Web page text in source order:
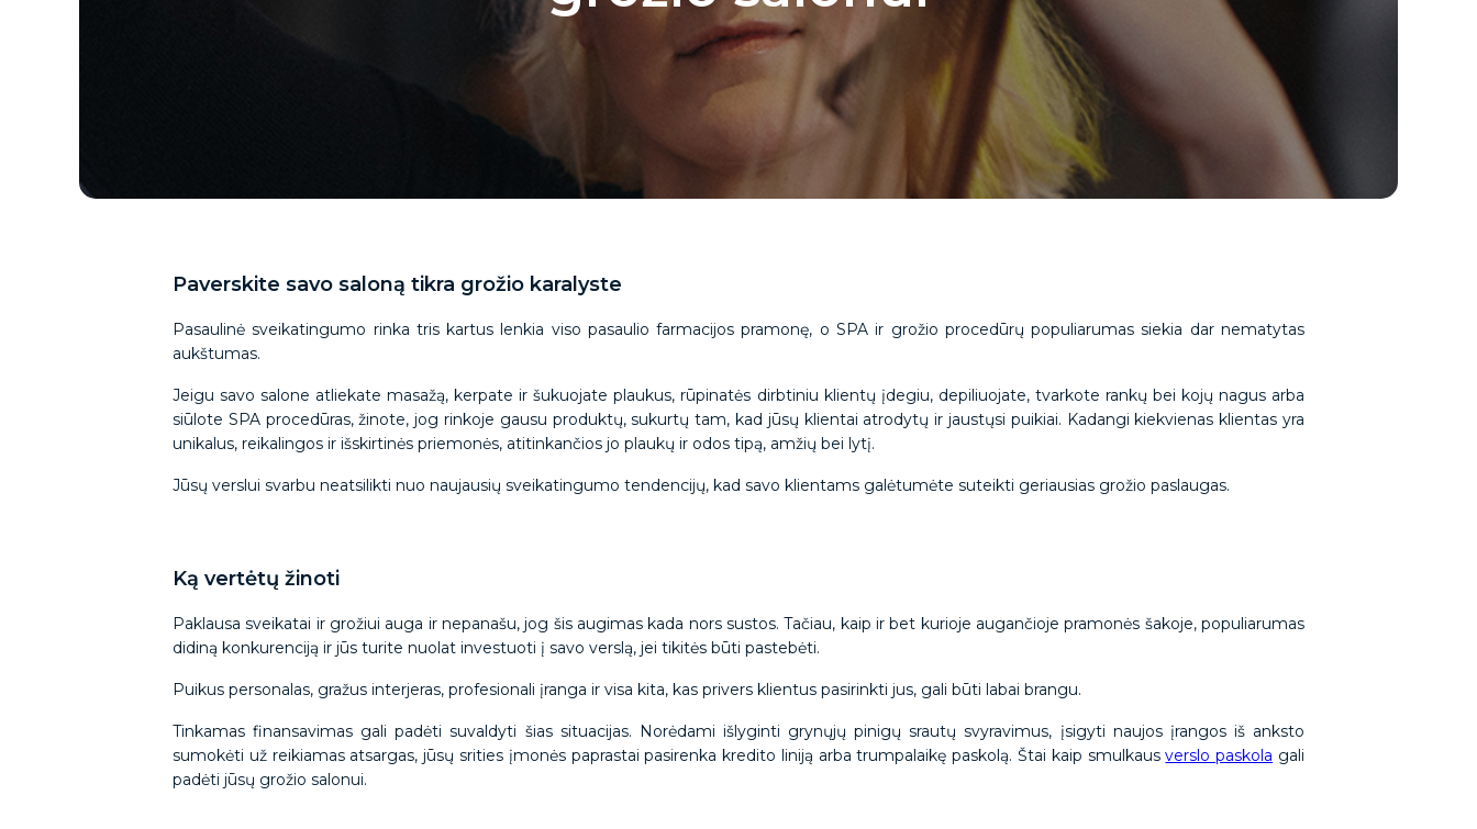
Paverskite savo saloną tikra grožio karalyste
Pasaulinė sveikatingumo rinka tris kartus lenkia viso pasaulio farmacijos pramonę, o SPA ir grožio procedūrų populiarumas siekia dar nematytas
aukštumas.
Jeigu savo salone atliekate masažą, kerpate ir šukuojate plaukus, rūpinatės dirbtiniu klientų įdegiu, depiliuojate, tvarkote rankų bei kojų nagus arba
siūlote SPA procedūras, žinote, jog rinkoje gausu produktų, sukurtų tam, kad jūsų klientai atrodytų ir jaustųsi puikiai. Kadangi kiekvienas klientas yra
unikalus, reikalingos ir išskirtinės priemonės, atitinkančios jo plaukų ir odos tipą, amžių bei lytį.
Jūsų verslui svarbu neatsilikti nuo naujausių sveikatingumo tendencijų, kad savo klientams galėtumėte suteikti geriausias grožio paslaugas.
Ką vertėtų žinoti
Paklausa sveikatai ir grožiui auga ir nepanašu, jog šis augimas kada nors sustos. Tačiau, kaip ir bet kurioje augančioje pramonės šakoje, populiarumas
didiną konkurenciją ir jūs turite nuolat investuoti į savo verslą, jei tikitės būti pastebėti.
Puikus personalas, gražus interjeras, profesionali įranga ir visa kita, kas privers klientus pasirinkti jus, gali būti labai brangu.
Tinkamas finansavimas gali padėti suvaldyti šias situacijas. Norėdami išlyginti grynųjų pinigų srautų svyravimus, įsigyti naujos įrangos iš anksto
sumokėti už reikiamas atsargas, jūsų srities įmonės paprastai pasirenka kredito liniją arba trumpalaikę paskolą. Štai kaip smulkausverslo paskola gali
padėti jūsų grožio salonui.